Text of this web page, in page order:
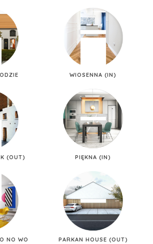
WIOSENNA (IN)
(OUT) PIĘKNA (IN)
NO WO PARKAN HOUSE (OUT)